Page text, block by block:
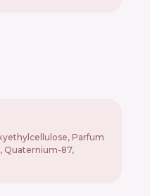
Parfum
Quaternium-87,